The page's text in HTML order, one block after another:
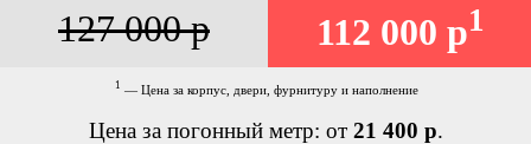
127 000 р 112 000 р1
1 — Цена за корпус, двери, фурнитуру и наполнение
Цена за погонный метр: от 21 400 р.